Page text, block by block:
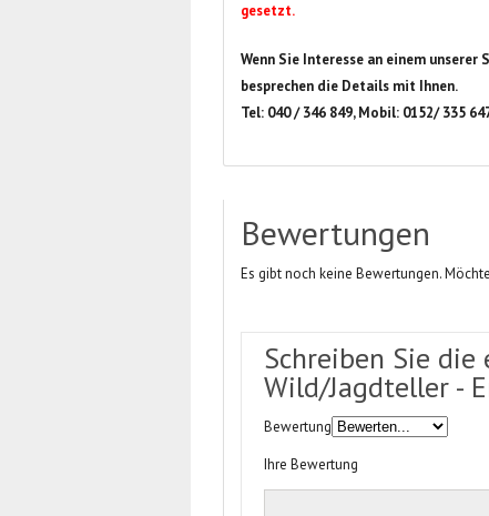
gesetzt.
Wenn Sie Interesse an einem
besprechen die Details mit Ihnen.
Tel: 040 / 346 849, Mobil: 0152/ 335
Bewertungen
Es gibt noch keine Bewertungen.
Schreiben Sie die
Wild/Jagdteller -
Bewertung
Ihre Bewertung